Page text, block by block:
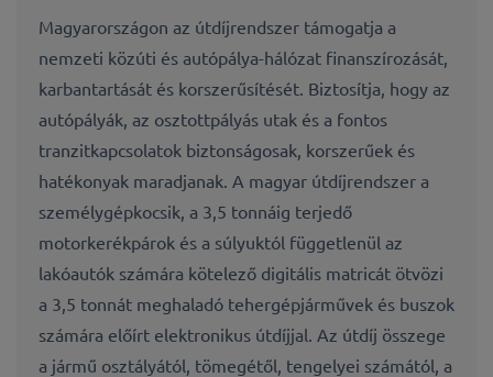
Magyarországon az útdíjrendszer támogatja a
nemzeti közúti és autópálya-hálózat finanszírozását,
karbantartását és korszerűsítését. Biztosítja, hogy az
autópályák, az osztottpályás utak és a fontos
tranzitkapcsolatok biztonságosak, korszerűek és
hatékonyak maradjanak. A magyar útdíjrendszer a
személygépkocsik, a 3,5 tonnáig terjedő
motorkerékpárok és a súlyuktól függetlenül az
lakóautók számára kötelező digitális matricát ötvözi
a 3,5 tonnát meghaladó tehergépjárművek és buszok
számára előírt elektronikus útdíjjal. Az útdíj összege
a jármű osztályától, tömegétől, tengelyei számától, a